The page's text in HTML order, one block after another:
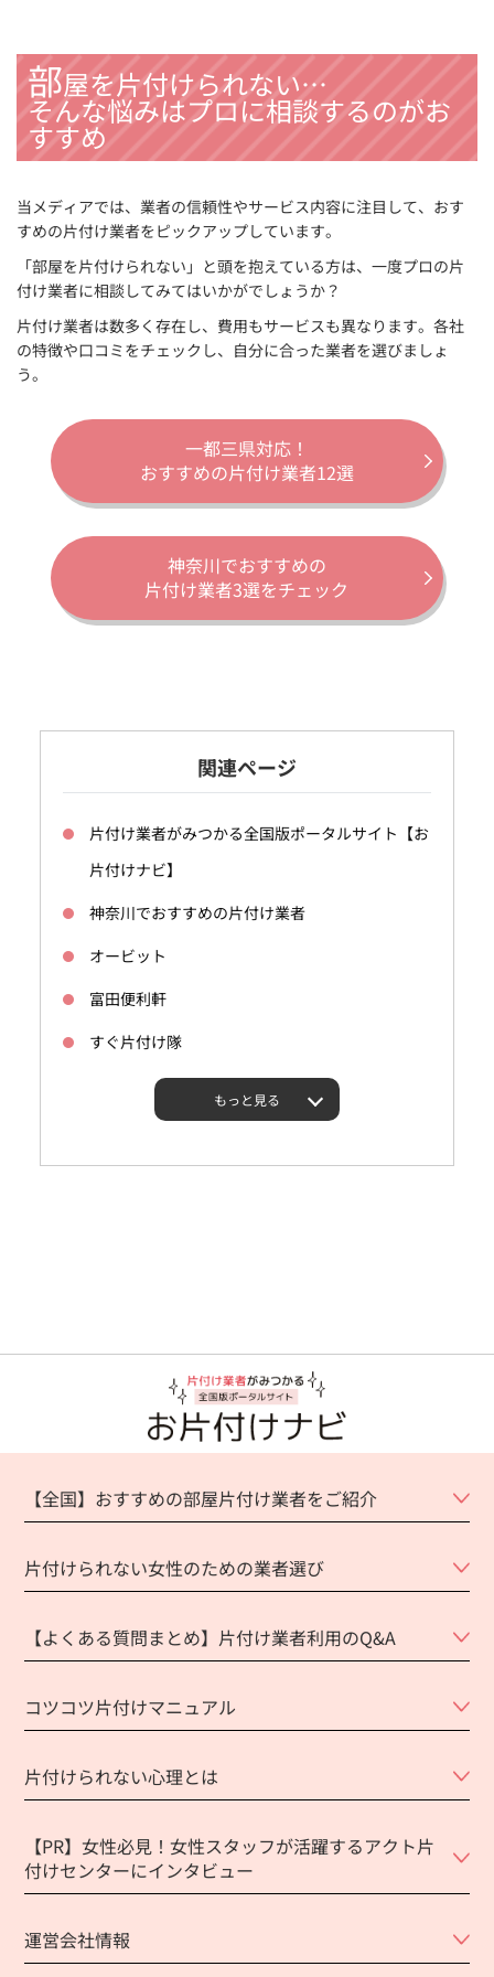
部屋を片付けられない…
そんな悩みはプロに相談するのがお
すすめ
当メディアでは、業者の信頼性やサービス内容に注目して、おす
すめの片付け業者をピックアップしています。
「部屋を片付けられない」と頭を抱えている方は、一度プロの片
付け業者に相談してみてはいかがでしょうか？
片付け業者は数多く存在し、費用もサービスも異なります。各社
の特徴や口コミをチェックし、自分に合った業者を選びましょ
う。
一都三県対応！
おすすめの片付け業者12選
神奈川でおすすめの
片付け業者3選をチェック
関連ページ
片付け業者がみつかる全国版ポータルサイト【お
片付けナビ】
神奈川でおすすめの片付け業者
オービット
富田便利軒
すぐ片付け隊
もっと見る
【全国】おすすめの部屋片付け業者をご紹介
片付けられない女性のための業者選び
【よくある質問まとめ】片付け業者利用のQ&A
コツコツ片付けマニュアル
片付けられない心理とは
【PR】女性必見！女性スタッフが活躍するアクト片
付けセンターにインタビュー
運営会社情報